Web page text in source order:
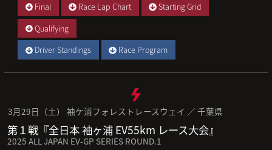
Final Race Lap Chart
Starting Grid
Qualifying
Driver Standings
Race Program
3月29日（土） 袖ケ浦フォレストレースウェイ ／ 千葉県
第１戦『全日本 袖ヶ浦 EV55km レース大会』
2025 ALL JAPAN EV-GP SERIES ROUND.1